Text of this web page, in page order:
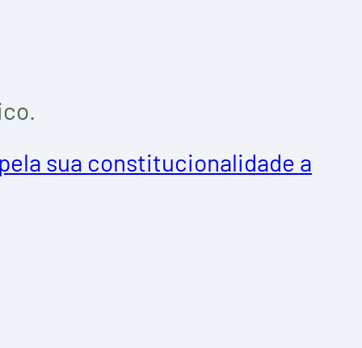
sua constitucionalidade a